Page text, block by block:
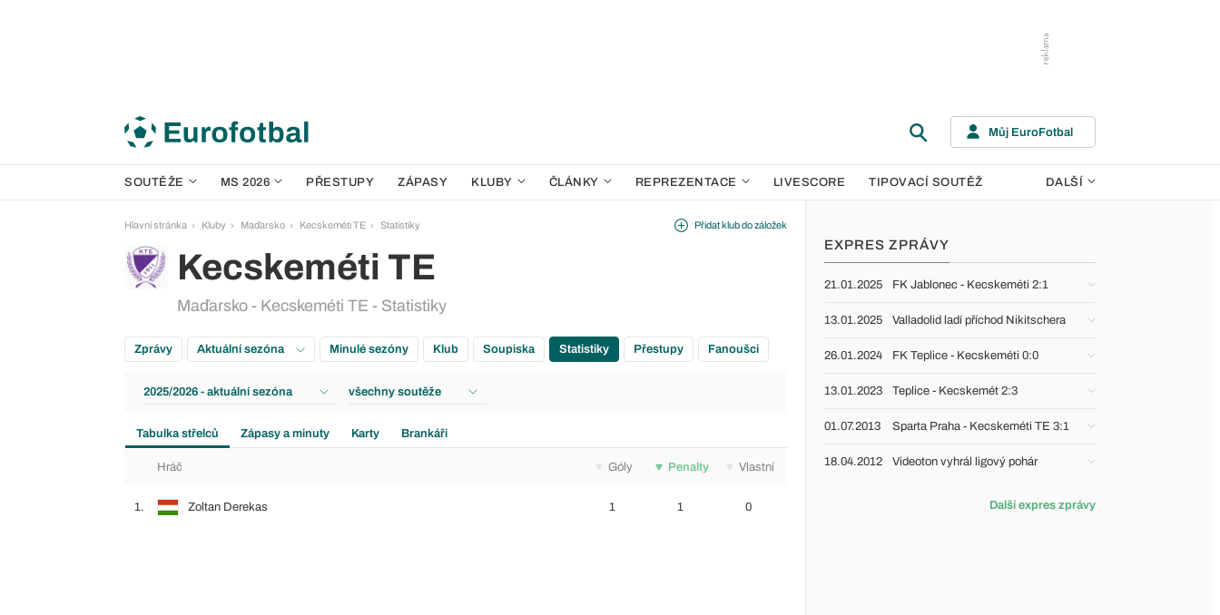
Můj EuroFotbal
SOUTĚŽE MS 2026 PŘESTUPY ZÁPASY KLUBY ČLÁNKY REPREZENTACE LIVESCORE TIPOVACÍ SOUTĚŽ DALŠÍ
Hlavní stránka Kluby Maďarsko Kecskeméti TE Statistiky
Kecskeméti TE
Maďarsko - Kecskeméti TE - Statistiky
Přidat klub do záložek
Zprávy Aktuální sezóna Minulé sezóny Klub Soupiska Statistiky Přestupy Fanoušci
2025/2026 - aktuální sezóna všechny soutěže
Tabulka střelců Zápasy a minuty Karty Brankáři
Hráč Góly Penalty Vlastní
1. Zoltan Derekas 1 1 0
EXPRES ZPRÁVY
21.01.2025 FK Jablonec - Kecskeméti 2:1
13.01.2025 Valladolid ladí příchod Nikitschera
26.01.2024 FK Teplice - Kecskeméti 0:0
13.01.2023 Teplice - Kecskemét 2:3
01.07.2013 Sparta Praha - Kecskeméti TE 3:1
18.04.2012 Videoton vyhrál ligový pohár
Další expres zprávy